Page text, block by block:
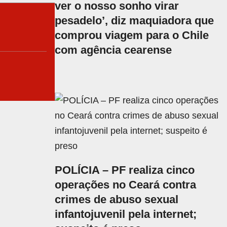
ver o nosso sonho virar
pesadelo’, diz maquiadora que
comprou viagem para o Chile
com agência cearense
POLÍCIA – PF realiza cinco
operações no Ceará contra
crimes de abuso sexual
infantojuvenil pela internet;